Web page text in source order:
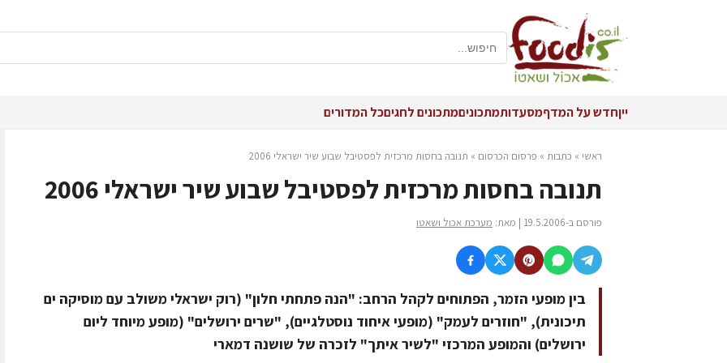
ייןחדש על המדףמסעדותמתכוניםמתכונים לחגיםכל המדורים
ראשי » כתבות » פרסום הכרסום » תנובה בחסות מרכזית לפסטיבל שבוע שיר ישראלי 2006
תנובה בחסות מרכזית לפסטיבל שבוע שיר ישראלי 2006
פורסם ב-19.5.2006 | מאת: מערכת אכול ושאטו
בין מופעי הזמר, הפתוחים לקהל הרחב: "הנה פתחתי חלון" (רוק ישראלי משולב עם מוסיקה ים
תיכונית), "חוזרים לעמק" (מופעי איחוד נוסטלגיים), "שרים ירושלים" (מופע מיוחד ליום
ירושלים) והמופע המרכזי "לשיר איתך" לזכרה של שושנה דמארי